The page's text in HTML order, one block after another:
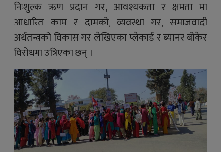
निःशुल्क ऋण प्रदान गर, आवश्यकता र क्षमता मा
आधारित काम र दामको, व्यवस्था गर, समाजवादी
अर्थतन्त्रको विकास गर लेखिएका प्लेकार्ड र ब्यानर बोकेर
विरोधमा उत्रिएका छन् ।